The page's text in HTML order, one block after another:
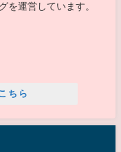
を運営しています。
ちら